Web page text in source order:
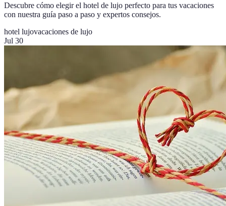
Descubre cómo elegir el hotel de lujo perfecto para tus vacaciones
con nuestra guía paso a paso y expertos consejos.
hotel lujovacaciones de lujo
Jul 30